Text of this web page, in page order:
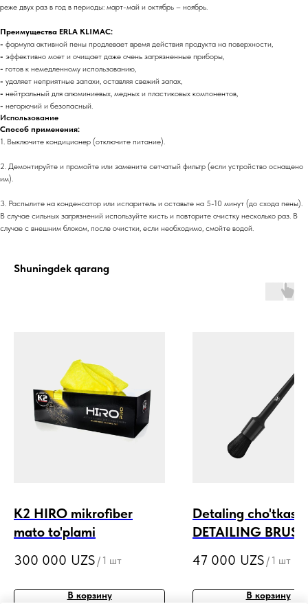
реже двух раз в год в периоды: март-май и октябрь – ноябрь.
Преимущества ERLA KLIMAC:
- формула активной пены продлевает время действия продукта на поверхности,
- эффективно моет и очищает даже очень загрязненные приборы,
- готов к немедленному использованию,
- удаляет неприятные запахи, оставляя свежий запах,
- нейтральный для алюминиевых, медных и пластиковых компонентов,
- негорючий и безопасный.
Использование
Способ применения:
1. Выключите кондиционер (отключите питание).
2. Демонтируйте и промойте или замените сетчатый фильтр (если устройство оснащено
им).
3. Распылите на конденсатор или испаритель и оставьте на 5-10 минут (до схода пены).
В случае сильных загрязнений используйте кисть и повторите очистку несколько раз. В
случае с внешним блоком, после очистки, если необходимо, смойте водой.
Shuningdek qarang
K2 HIRO mikrofiber
mato to'plami
300 000 UZS / 1 шт
В корзину
Detaling cho'tkasi
DETAILING
47 000 UZS / 1 шт
В корзину